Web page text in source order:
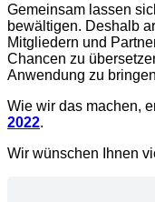
Gemeinsam lassen
bewältigen. Deshalb
Mitgliedern und
Chancen zu
Anwendung zu
Wie wir das machen,
2022.
Wir wünschen Ihnen